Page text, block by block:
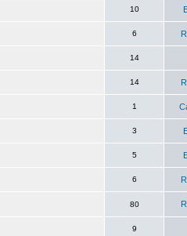
10
6
14
14
1
3
5
6
80
9